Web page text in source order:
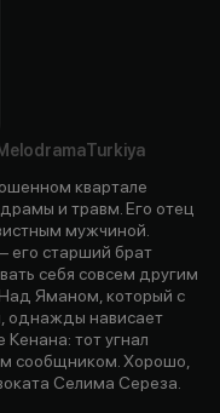
MelodramaTurkiya
квартале
и травм. Его отец
мужчиной.
его старший брат
себя совсем другим
Яманом, который с
однажды нависает
тот угнал
сообщником. Хорошо,
Селима Сереза.